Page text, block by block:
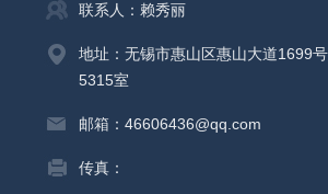
联系人：赖秀丽
地址：无锡市惠山区惠山大道1699
5315室
邮箱：46606436@qq.com
传真：